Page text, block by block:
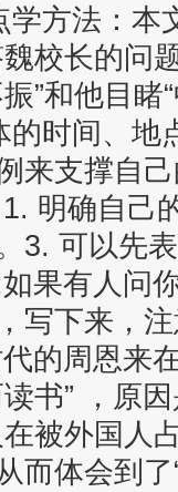
方法：本
校长的问
”和他目睹
的时间、
来支撑自
明确自己
可以先
果有人问
写下来，
的周恩来
书” ，原
被外国人
而体会到